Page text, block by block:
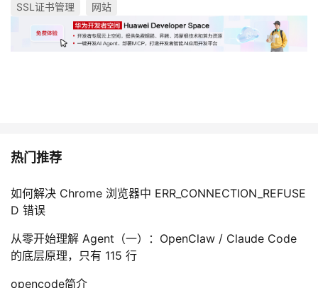
SSL证书管理 网站
热门推荐
如何解决 Chrome 浏览器中 ERR_CONNECTION_REFUSE
D 错误
从零开始理解 Agent（一）：OpenClaw / Claude Code
的底层原理，只有 115 行
opencode简介